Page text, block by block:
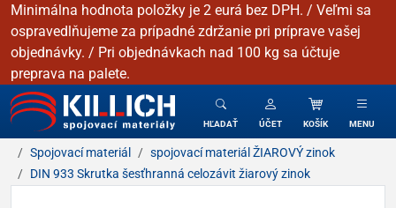
Minimálna hodnota položky je 2 eurá bez DPH. / Veľmi sa
ospravedlňujeme za prípadné zdržanie pri príprave vašej
objednávky. / Pri objednávkach nad 100 kg sa účtuje
preprava na palete.
KILLICH - Spojovacie materiály
HĽADAŤ ÚČET KOŠÍK MENU
Spojovací materiál
spojovací materiál ŽIAROVÝ zinok
DIN 933 Skrutka šesťhranná celozávit žiarový zinok